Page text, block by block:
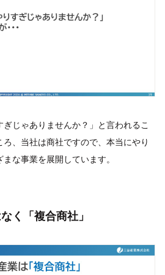
ぎじゃありませんか？」と言われるこ
、当社は商社ですので、本当にやり
な事業を展開しています。
く「複合商社」